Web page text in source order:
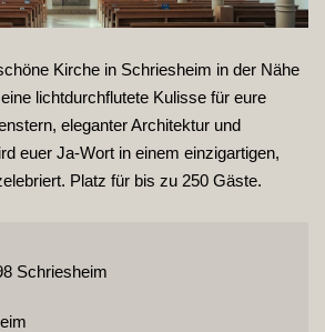
Kirche in Schriesheim in der Nähe
lichtdurchflutete Kulisse für eure
eleganter Architektur und
euer Ja-Wort in einem einzigartigen,
Platz für bis zu 250 Gäste.
Schriesheim